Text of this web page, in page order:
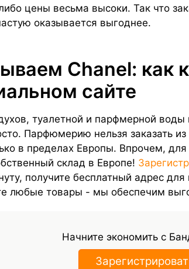
цены весьма высоки. Так что
оказывается выгоднее.
Chanel: как
сайте
туалетной и парфмерной
Парфюмерию нельзя заказать
в пределах Европы. Впрочем, для
склад в Европе!
получите бесплатный адрес
любые товары - мы обеспечим
Начните экономить с